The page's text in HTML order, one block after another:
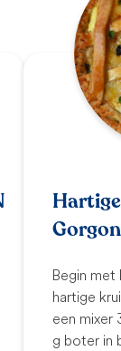
Begin met
hartige
een mixer
g boter in